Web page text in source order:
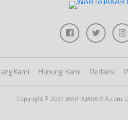
Kami Hubungi Kami Redaksi
Copyright © 2023 WARTAJAKARTA.com,